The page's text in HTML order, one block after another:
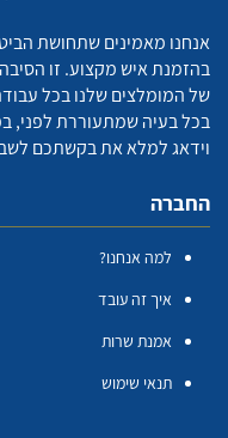
אנחנו מאמינים שתחושת
בהזמנת איש מקצוע. זו
של המומלצים שלנו בכל
בכל בעיה שמתעוררת לפני,
וידאג למלא את בקשתכם
החברה
למה אנחנו?
איך זה עובד
אמנת שרות
תנאי שימוש